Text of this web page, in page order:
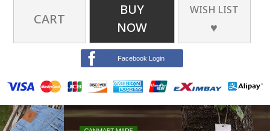
CART
BUY
NOW
WISH LIST
♥
Facebook Login